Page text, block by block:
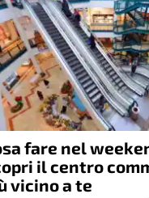
fare nel
il centro
vicino a te